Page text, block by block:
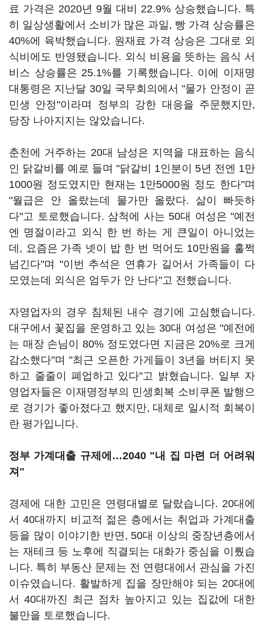
료 가격은 2020년 9월 대비 22.9% 상승했습니다. 특
히 일상생활에서 소비가 많은 과일, 빵 가격 상승률은
40%에 육박했습니다. 원재료 가격 상승은 그대로 외
식비에도 반영됐습니다. 외식 비용을 뜻하는 음식 서
비스 상승률은 25.1%를 기록했습니다. 이에 이재명
대통령은 지난달 30일 국무회의에서 "물가 안정이 곧
민생 안정"이라며 정부의 강한 대응을 주문했지만,
당장 나아지지는 않았습니다.
춘천에 거주하는 20대 남성은 지역을 대표하는 음식
인 닭갈비를 예로 들며 "닭갈비 1인분이 5년 전엔 1만
1000원 정도였지만 현재는 1만5000원 정도 한다"며
"월급은 안 올랐는데 물가만 올랐다. 삶이 빠듯하
다"고 토로했습니다. 삼척에 사는 50대 여성은 "예전
엔 명절이라고 외식 한 번 하는 게 큰일이 아니었는
데, 요즘은 가족 넷이 밥 한 번 먹어도 10만원을 훌쩍
넘긴다"며 "이번 추석은 연휴가 길어서 가족들이 다
모였는데 외식은 엄두가 안 난다"고 전했습니다.
자영업자의 경우 침체된 내수 경기에 고심했습니다.
대구에서 꽃집을 운영하고 있는 30대 여성은 "예전에
는 매장 손님이 80% 정도였다면 지금은 20%로 크게
감소했다"며 "최근 오픈한 가게들이 3년을 버티지 못
하고 줄줄이 폐업하고 있다"고 밝혔습니다. 일부 자
영업자들은 이재명정부의 민생회복 소비쿠폰 발행으
로 경기가 좋아졌다고 했지만, 대체로 일시적 회복이
란 평가입니다.
정부 가계대출 규제에…2040 "내 집 마련 더 어려워
져"
경제에 대한 고민은 연령대별로 달랐습니다. 20대에
서 40대까지 비교적 젊은 층에서는 취업과 가계대출
등을 많이 이야기한 반면, 50대 이상의 중장년층에서
는 재테크 등 노후에 직결되는 대화가 중심을 이뤘습
니다. 특히 부동산 문제는 전 연령대에서 관심을 가진
이슈였습니다. 활발하게 집을 장만해야 되는 20대에
서 40대까진 최근 점차 높아지고 있는 집값에 대한
불만을 토로했습니다.